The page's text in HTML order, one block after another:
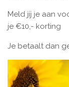
Meld jij je aan
je €10,- korting
Je betaalt dan